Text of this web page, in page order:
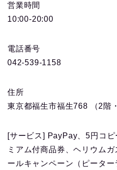
営業時間
10:00-20:00
電話番号
042-539-1158
住所
東京都福生市福生768 （2階
[サービス] PayPay、5円コ
ミアム付商品券、ヘリウム
ールキャンペーン（ピーター